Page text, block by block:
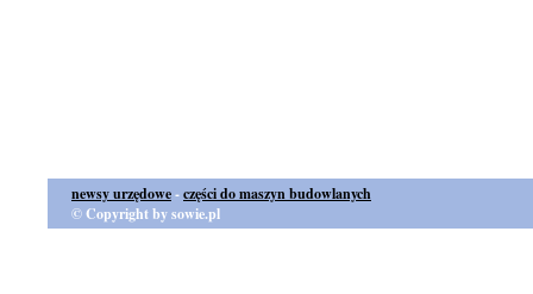
newsy urzędowe-części do maszyn budowlanych
© Copyright by sowie.pl